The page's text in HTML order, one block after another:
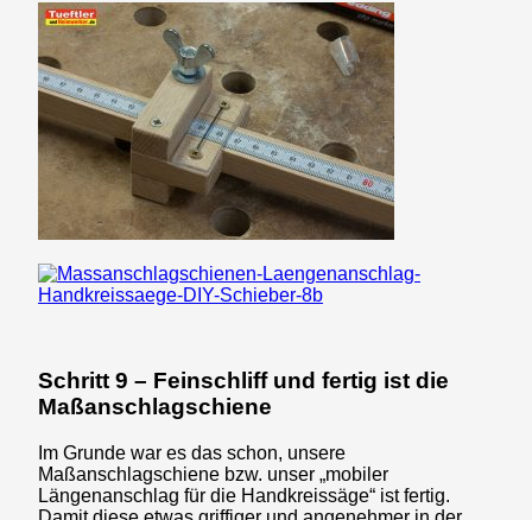
Schritt 9 – Feinschliff und fertig ist die
Maßanschlagschiene
Im Grunde war es das schon, unsere
Maßanschlagschiene bzw. unser „mobiler
Längenanschlag für die Handkreissäge“ ist fertig.